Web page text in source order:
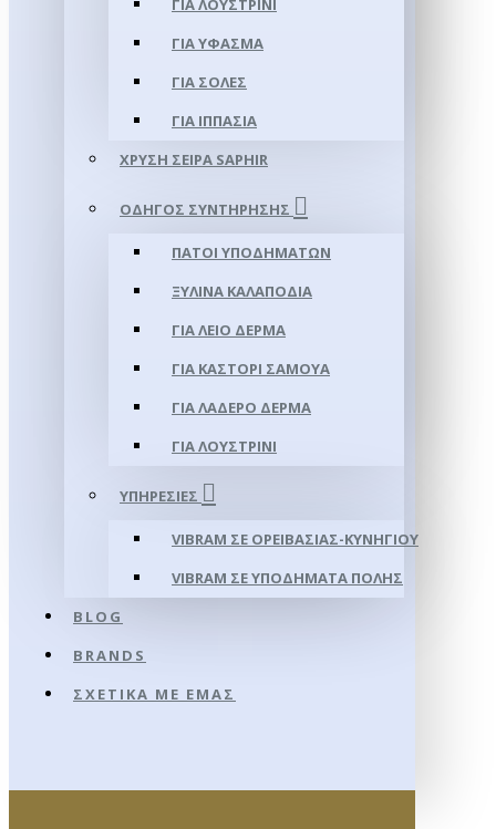
ΓΙΑ ΛΟΥΣΤΡΊΝΙ
ΓΙΑ ΥΦΑΣΜΑ
ΓΙΑ ΣΌΛΕΣ
ΓΙΑ ΙΠΠΑΣΊΑ
ΧΡΥΣΉ ΣΕΙΡΆ SAPHIR
ΟΔΗΓΌΣ ΣΥΝΤΉΡΗΣΗΣ
ΠΆΤΟΙ ΥΠΟΔΗΜΆΤΩΝ
ΞΎΛΙΝΑ ΚΑΛΑΠΌΔΙΑ
ΓΙΑ ΛΕΊΟ ΔΈΡΜΑ
ΓΙΑ ΚΑΣΤΌΡΙ ΣΑΜΟΎΑ
ΓΙΑ ΛΑΔΕΡΌ ΔΈΡΜΑ
ΓΙΑ ΛΟΥΣΤΡΊΝΙ
ΥΠΗΡΕΣΊΕΣ
VIBRAM ΣΕ ΟΡΕΙΒΑΣΊΑΣ-ΚΥΝΗΓΊΟΥ
VIBRAM ΣΕ ΥΠΟΔΉΜΑΤΑ ΠΌΛΗΣ
BLOG
BRANDS
ΣΧΕΤΙΚΆ ΜΕ ΕΜΆΣ